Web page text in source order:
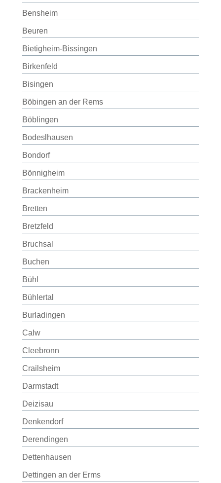
Bensheim
Beuren
Bietigheim-Bissingen
Birkenfeld
Bisingen
Böbingen an der Rems
Böblingen
Bodeslhausen
Bondorf
Bönnigheim
Brackenheim
Bretten
Bretzfeld
Bruchsal
Buchen
Bühl
Bühlertal
Burladingen
Calw
Cleebronn
Crailsheim
Darmstadt
Deizisau
Denkendorf
Derendingen
Dettenhausen
Dettingen an der Erms